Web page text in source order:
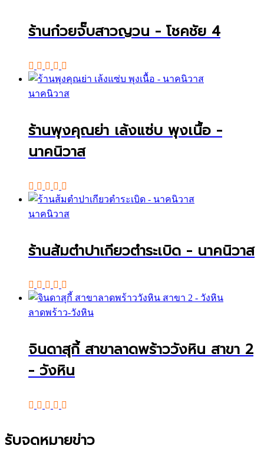
ร้านก๋วยจั๊บสาวญวน - โชคชัย 4
นาคนิวาส
ร้านพุงคุณย่า เล้งแซ่บ พุงเนื้อ -
นาคนิวาส
นาคนิวาส
ร้านส้มตำปาเกียวตำระเบิด - นาคนิวาส
ลาดพร้าว-วังหิน
จินดาสุกี้ สาขาลาดพร้าววังหิน สาขา 2
- วังหิน
รับจดหมายข่าว